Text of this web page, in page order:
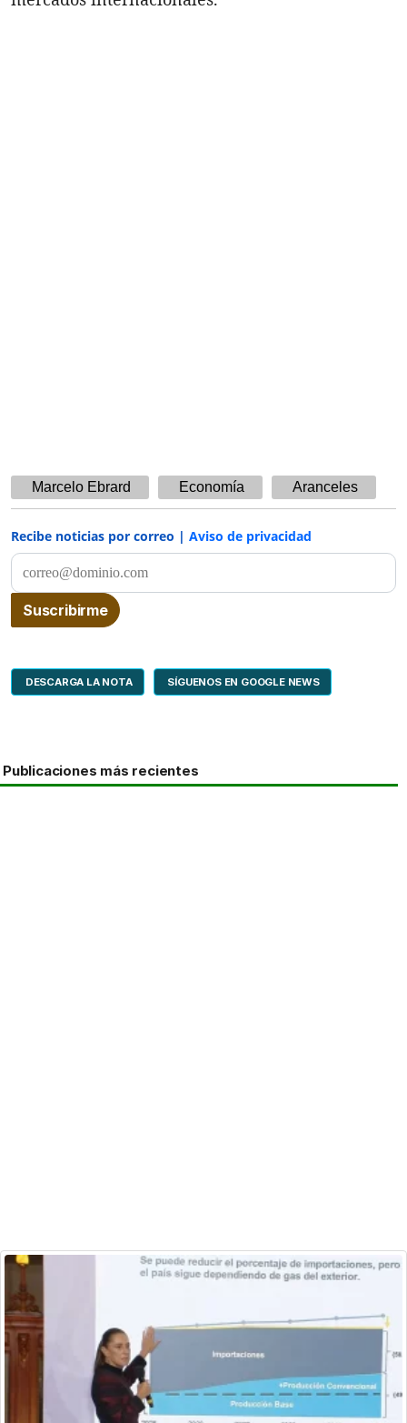
Marcelo Ebrard Economía Aranceles
Recibe noticias por correo | Aviso de privacidad
DESCARGA LA NOTA SÍGUENOS EN GOOGLE NEWS
Publicaciones más recientes